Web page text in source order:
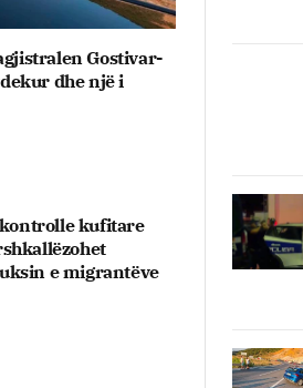
Gostivar-
dhe një i
kufitare
e migrantëve